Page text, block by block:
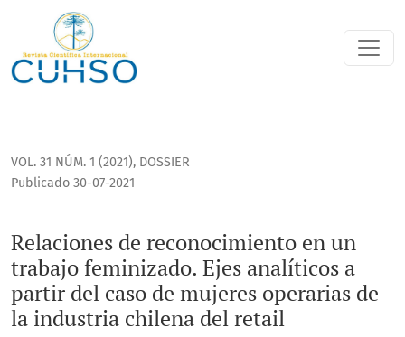
Relaciones de reconocimiento en un trabajo feminizado.
VOL. 31 NÚM. 1 (2021), DOSSIER
Relaciones de reconocimiento en un
trabajo feminizado. Ejes analíticos a
partir del caso de mujeres operarias de
la industria chilena del retail
Publicado 30-07-2021